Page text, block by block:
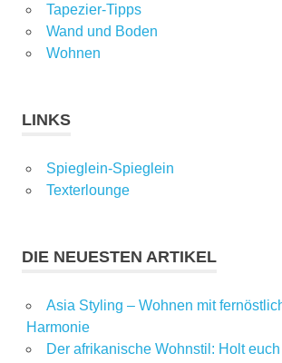
Tapezier-Tipps
Wand und Boden
Wohnen
LINKS
Spieglein-Spieglein
Texterlounge
DIE NEUESTEN ARTIKEL
Asia Styling – Wohnen mit
Harmonie
Der afrikanische Wohnstil: Holt